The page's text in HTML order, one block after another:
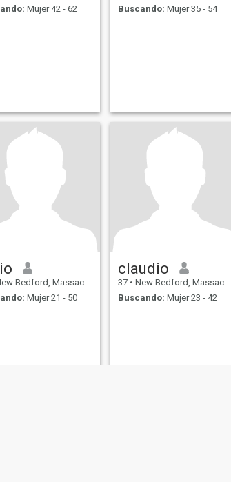
Mujer 42 - 62
Buscando: Mujer 35 - 54
Bedford, Massachusetts, Estados Unidos
Mujer 21 - 50
claudio
37 • New Bedford, Massachusetts, Estados Unidos
Buscando: Mujer 23 - 42